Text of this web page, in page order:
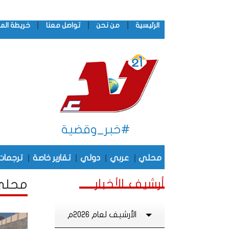
الرئيسية من نحن تواصل معنا خريطة
#خبر_وقضية
محلي عربي دولي تقارير خاصة
محلي أرشيف الأخبار
الأرشيف لعام 2026م